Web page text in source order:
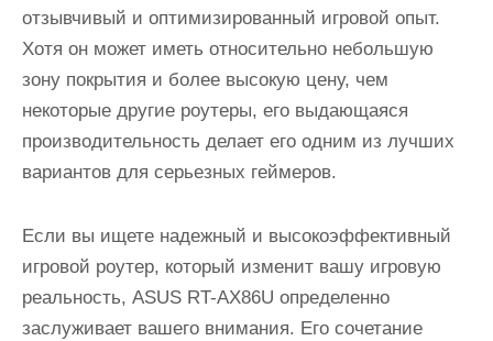
отзывчивый и оптимизированный игровой опыт.
Хотя он может иметь относительно небольшую
зону покрытия и более высокую цену, чем
некоторые другие роутеры, его выдающаяся
производительность делает его одним из лучших
вариантов для серьезных геймеров.
Если вы ищете надежный и высокоэффективный
игровой роутер, который изменит вашу игровую
реальность, ASUS RT-AX86U определенно
заслуживает вашего внимания. Его сочетание